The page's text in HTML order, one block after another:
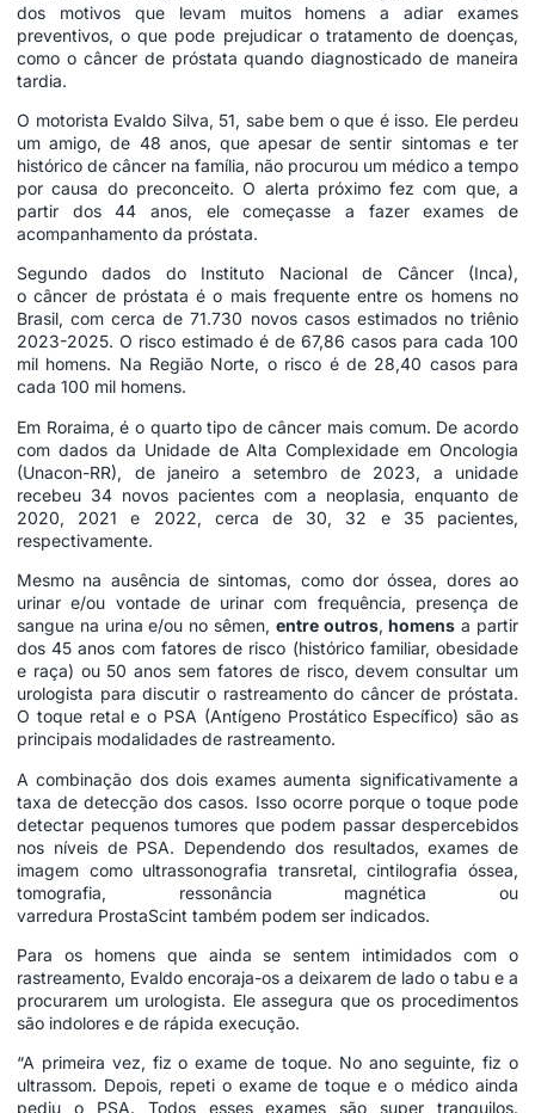
dos motivos que levam muitos homens a adiar exames
preventivos, o que pode prejudicar o tratamento de doenças,
como o câncer de próstata quando diagnosticado de maneira
tardia.
O motorista Evaldo Silva, 51, sabe bem o que é isso. Ele perdeu
um amigo, de 48 anos, que apesar de sentir sintomas e ter
histórico de câncer na família, não procurou um médico a tempo
por causa do preconceito. O alerta próximo fez com que, a
partir dos 44 anos, ele começasse a fazer exames de
acompanhamento da próstata.
Segundo dados do Instituto Nacional de Câncer (Inca),
o câncer de próstata é o mais frequente entre os homens no
Brasil, com cerca de 71.730 novos casos estimados no triênio
2023-2025. O risco estimado é de 67,86 casos para cada 100
mil homens. Na Região Norte, o risco é de 28,40 casos para
cada 100 mil homens.
Em Roraima, é o quarto tipo de câncer mais comum. De acordo
com dados da Unidade de Alta Complexidade em Oncologia
(Unacon-RR), de janeiro a setembro de 2023, a unidade
recebeu 34 novos pacientes com a neoplasia, enquanto de
2020, 2021 e 2022, cerca de 30, 32 e 35 pacientes,
respectivamente.
Mesmo na ausência de sintomas, como dor óssea, dores ao
urinar e/ou vontade de urinar com frequência, presença de
sangue na urina e/ou no sêmen, entre outros,homens a partir
dos 45 anos com fatores de risco (histórico familiar, obesidade
e raça) ou 50 anos sem fatores de risco, devem consultar um
urologista para discutir o rastreamento do câncer de próstata.
O toque retal e o PSA (Antígeno Prostático Específico) são as
principais modalidades de rastreamento.
A combinação dos dois exames aumenta significativamente a
taxa de detecção dos casos. Isso ocorre porque o toque pode
detectar pequenos tumores que podem passar despercebidos
nos níveis de PSA. Dependendo dos resultados, exames de
imagem como ultrassonografia transretal, cintilografia óssea,
tomografia, ressonância magnética ou
varredura ProstaScint também podem ser indicados.
Para os homens que ainda se sentem intimidados com o
rastreamento, Evaldo encoraja-os a deixarem de lado o tabu e a
procurarem um urologista. Ele assegura que os procedimentos
são indolores e de rápida execução.
“A primeira vez, fiz o exame de toque. No ano seguinte, fiz o
ultrassom. Depois, repeti o exame de toque e o médico ainda
pediu o PSA. Todos esses exames são super tranquilos.